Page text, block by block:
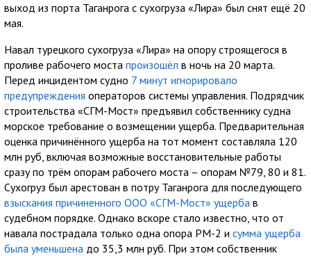
выход из порта Таганрога с сухогруза «Лира» был снят ещё 20
мая.
Навал турецкого сухогруза «Лира» на опору строящегося в
проливе рабочего моста произошёл в ночь на 20 марта.
Перед инцидентом судно 7 минут игнорировало
предупреждения операторов системы управления. Подрядчик
строительства «СГМ-Мост» предъявил собственнику судна
морское требование о возмещении ущерба. Предварительная
оценка причинённого ущерба на тот момент составляла 120
млн руб, включая возможные восстановительные работы
сразу по трём опорам рабочего моста – опорам №79, 80 и 81.
Сухогруз был арестован в потру Таганрога для последующего
взыскания причиненного ООО «СГМ-Мост» ущерба в
судебном порядке. Однако вскоре стало известно, что от
навала пострадала только одна опора РМ-2 и сумма ущерба
была уменьшена до 35,3 млн руб. При этом собственник